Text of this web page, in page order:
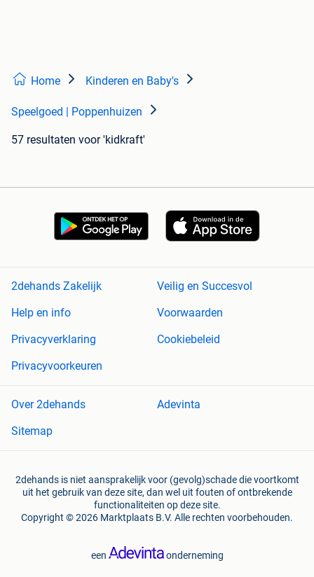
Home Kinderen en Baby's
Speelgoed | Poppenhuizen
57 resultaten voor 'kidkraft'
2dehands Zakelijk
Veilig en Succesvol
Help en info
Voorwaarden
Privacyverklaring
Cookiebeleid
Privacyvoorkeuren
Over 2dehands
Adevinta
Sitemap
2dehands is niet aansprakelijk voor (gevolg)schade die voortkomt
uit het gebruik van deze site, dan wel uit fouten of ontbrekende
functionaliteiten op deze site.
Copyright © 2026 Marktplaats B.V. Alle rechten voorbehouden.
een onderneming